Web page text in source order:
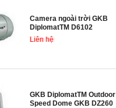
Camera ngoài trời GKB
DiplomatTM D6102
Liên hệ
GKB DiplomatTM Outdoor
Speed Dome GKB DZ260